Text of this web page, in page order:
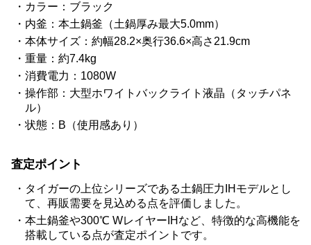
カラー：ブラック
内釜：本土鍋釜（土鍋厚み最大5.0mm）
本体サイズ：約幅28.2×奥行36.6×高さ21.9cm
重量：約7.4kg
消費電力：1080W
操作部：大型ホワイトバックライト液晶（タッチパネ
ル）
状態：B（使用感あり）
査定ポイント
タイガーの上位シリーズである土鍋圧力IHモデルとし
て、再販需要を見込める点を評価しました。
本土鍋釜や300℃ WレイヤーIHなど、特徴的な高機能を
搭載している点が査定ポイントです。